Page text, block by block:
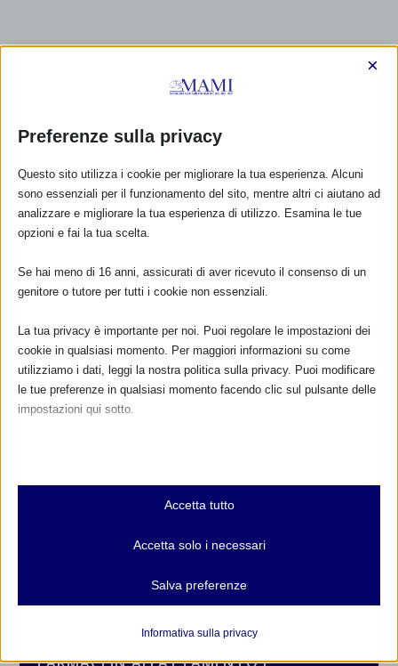
CALENDARIO EVENTI
TUTTI GLI EVENTI
Preferenze sulla privacy
×
Questo sito utilizza i cookie per migliorare la tua esperienza. Alcuni
sono essenziali per il funzionamento del sito, mentre altri ci aiutano ad
analizzare e migliorare la tua esperienza di utilizzo. Esamina le tue
opzioni e fai la tua scelta.
Se hai meno di 16 anni, assicurati di aver ricevuto il consenso di un
genitore o tutore per tutti i cookie non essenziali.
La tua privacy è importante per noi. Puoi regolare le impostazioni dei
cookie in qualsiasi momento. Per maggiori informazioni su come
utilizziamo i dati, leggi la nostra politica sulla privacy. Puoi modificare
le tue preferenze in qualsiasi momento facendo clic sul pulsante delle
impostazioni qui sotto.
Essenziali
I cookie e i servizi essenziali abilitano le funzioni di base e sono
e servizi non richiedono il consenso dell'utente secondo il GDPR.
Analitici
Accetta tutto
Accetta solo i necessari
Salva preferenze
Informativa sulla privacy